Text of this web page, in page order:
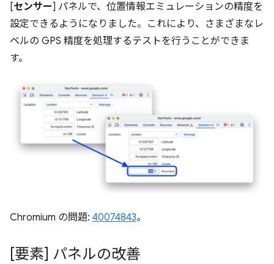
[センサー] パネルで、位置情報エミュレーションの精度を
設定できるようになりました。これにより、さまざまなレ
ベルの GPS 精度を処理するテストを行うことができま
す。
Chromium の問題: 40074843。
[要素] パネルの改善